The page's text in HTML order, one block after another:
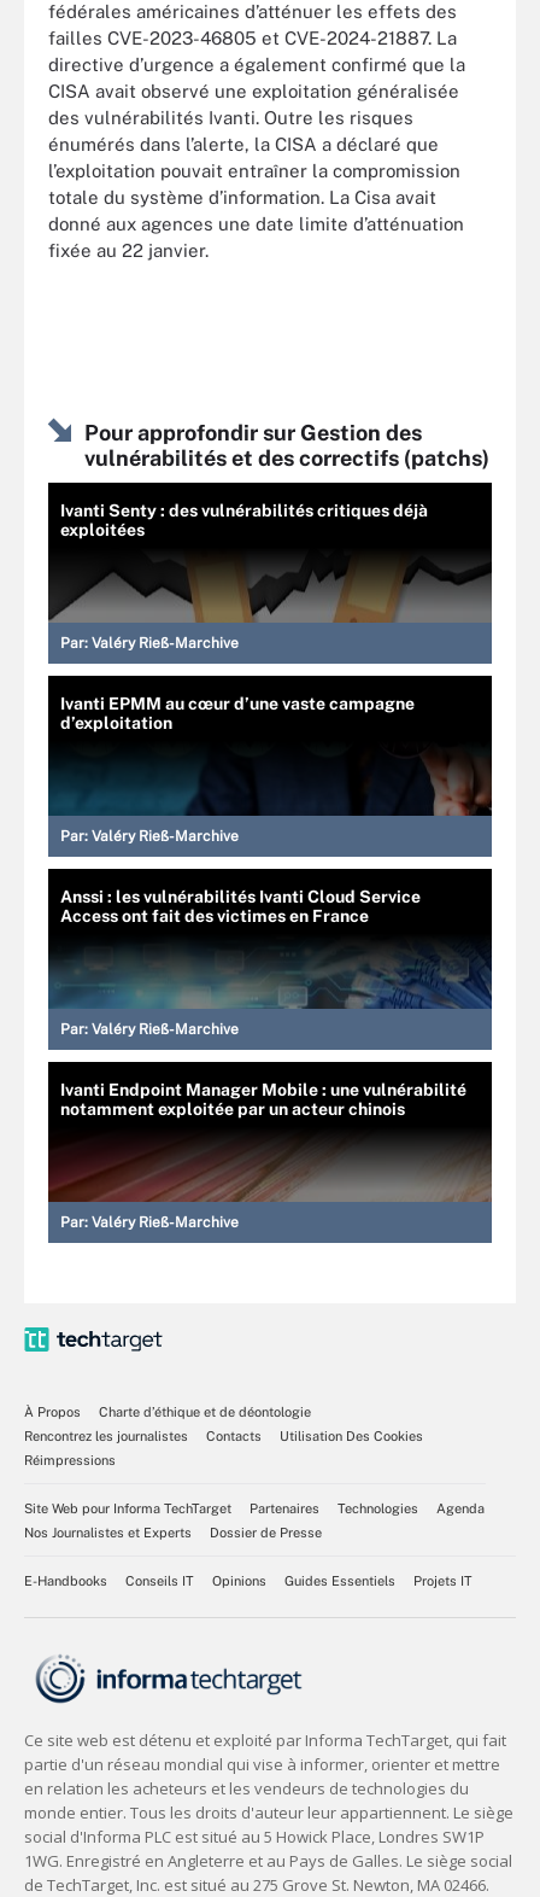
fédérales américaines d’atténuer les effets des
failles CVE-2023-46805 et CVE-2024-21887. La
directive d’urgence a également confirmé que la
CISA avait observé une exploitation généralisée
des vulnérabilités Ivanti. Outre les risques
énumérés dans l’alerte, la CISA a déclaré que
l’exploitation pouvait entraîner la compromission
totale du système d’information. La Cisa avait
donné aux agences une date limite d’atténuation
fixée au 22 janvier.
Pour approfondir sur Gestion des
vulnérabilités et des correctifs (patchs)
Ivanti Senty : des vulnérabilités critiques déjà
exploitées
Par: Valéry Rieß-Marchive
Ivanti EPMM au cœur d’une vaste campagne
d’exploitation
Par: Valéry Rieß-Marchive
Anssi : les vulnérabilités Ivanti Cloud Service
Access ont fait des victimes en France
Par: Valéry Rieß-Marchive
Ivanti Endpoint Manager Mobile : une vulnérabilité
notamment exploitée par un acteur chinois
Par: Valéry Rieß-Marchive
À Propos
Charte d’éthique et de déontologie
Rencontrez les journalistes
Contacts
Utilisation Des Cookies
Réimpressions
Site Web pour Informa TechTarget Partenaires Technologies
Agenda
Nos Journalistes et Experts
Dossier de Presse
E-Handbooks Conseils IT Opinions Guides Essentiels Projets IT